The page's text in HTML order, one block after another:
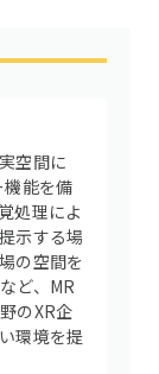
空間に
機能を備
処理によ
示する場
の空間を
ど、MR
のXR企
環境を提